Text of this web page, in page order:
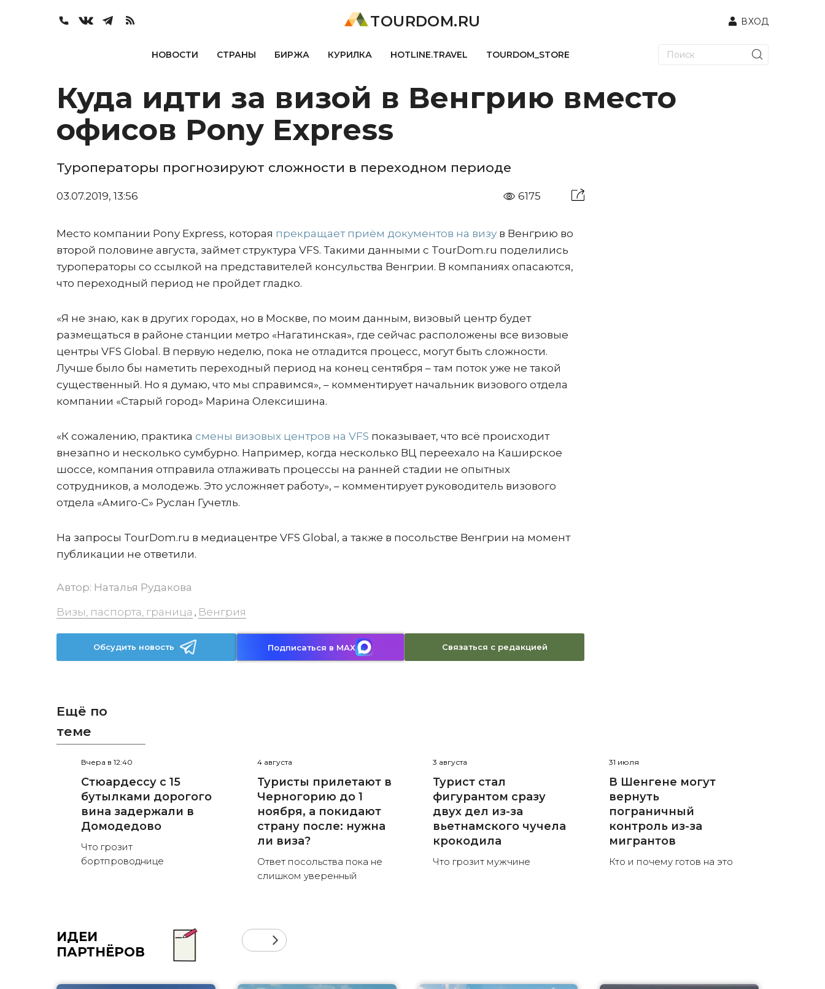
TOURDOM.RU ВХОД
НОВОСТИ СТРАНЫ БИРЖА КУРИЛКА HOTLINE.TRAVEL TOURDOM_STORE
Куда идти за визой в Венгрию вместо
офисов Pony Express
Туроператоры прогнозируют сложности в переходном периоде
03.07.2019, 13:56 6175
Место компании Pony Express, которая прекращает приём документов на визу в Венгрию во
второй половине августа, займет структура VFS. Такими данными с TourDom.ru поделились
туроператоры со ссылкой на представителей консульства Венгрии. В компаниях опасаются,
что переходный период не пройдет гладко.
«Я не знаю, как в других городах, но в Москве, по моим данным, визовый центр будет
размещаться в районе станции метро «Нагатинская», где сейчас расположены все визовые
центры VFS Global. В первую неделю, пока не отладится процесс, могут быть сложности.
Лучше было бы наметить переходный период на конец сентября – там поток уже не такой
существенный. Но я думаю, что мы справимся», – комментирует начальник визового отдела
компании «Старый город» Марина Олексишина.
«К сожалению, практика смены визовых центров на VFS показывает, что всё происходит
внезапно и несколько сумбурно. Например, когда несколько ВЦ переехало на Каширское
шоссе, компания отправила отлаживать процессы на ранней стадии не опытных
сотрудников, а молодежь. Это усложняет работу», – комментирует руководитель визового
отдела «Амиго-С» Руслан Гучетль.
На запросы TourDom.ru в медиацентре VFS Global, а также в посольстве Венгрии на момент
публикации не ответили.
Автор: Наталья Рудакова
Визы, паспорта, граница , Венгрия
Обсудить новость Подписаться в MAX Связаться с редакцией
Ещё по
теме
Вчера в 12:40
Стюардессу с 15
бутылками дорогого
вина задержали в
Домодедово
Что грозит
бортпроводнице
4 августа
Туристы прилетают в
Черногорию до 1
ноября, а покидают
страну после: нужна
ли виза?
Ответ посольства пока не
слишком уверенный
3 августа
Турист стал
фигурантом сразу
двух дел из-за
вьетнамского чучела
крокодила
Что грозит мужчине
31 июля
В Шенгене могут
вернуть
пограничный
контроль из-за
мигрантов
Кто и почему готов на это
ИДЕИ
ПАРТНЁРОВ